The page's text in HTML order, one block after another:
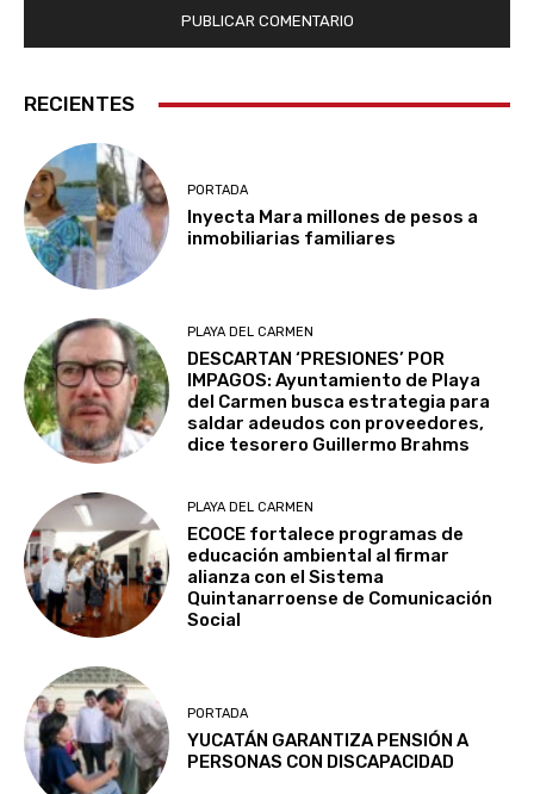
RECIENTES
PORTADA
Inyecta Mara millones de pesos a
inmobiliarias familiares
PLAYA DEL CARMEN
DESCARTAN ‘PRESIONES’ POR
IMPAGOS: Ayuntamiento de Playa
del Carmen busca estrategia para
saldar adeudos con proveedores,
dice tesorero Guillermo Brahms
PLAYA DEL CARMEN
ECOCE fortalece programas de
educación ambiental al firmar
alianza con el Sistema
Quintanarroense de Comunicación
Social
PORTADA
YUCATÁN GARANTIZA PENSIÓN A
PERSONAS CON DISCAPACIDAD